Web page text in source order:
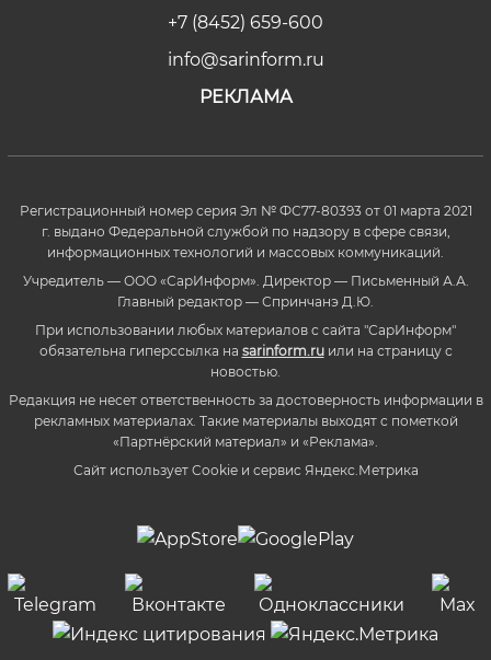
+7 (8452) 659-600
info@sarinform.ru
РЕКЛАМА
Регистрационный номер серия Эл № ФС77-80393 от 01 марта 2021
г. выдано Федеральной службой по надзору в сфере связи,
информационных технологий и массовых коммуникаций.
Учредитель — ООО «СарИнформ». Директор — Письменный А.А.
Главный редактор — Спринчанэ Д.Ю.
При использовании любых материалов с сайта "СарИнформ"
обязательна гиперссылка на sarinform.ruили на страницу с
новостью.
Редакция не несет ответственность за достоверность информации в
рекламных материалах. Такие материалы выходят с пометкой
«Партнёрский материал» и «Реклама».
Сайт использует Cookie и сервиc Яндекс.Метрика